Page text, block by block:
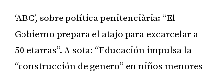
‘ABC’, sobre política penitenciària: “El
Gobierno prepara el atajo para excarcelar a
50 etarras”. A sota: “Educación impulsa la
“construcción de genero” en niños menores